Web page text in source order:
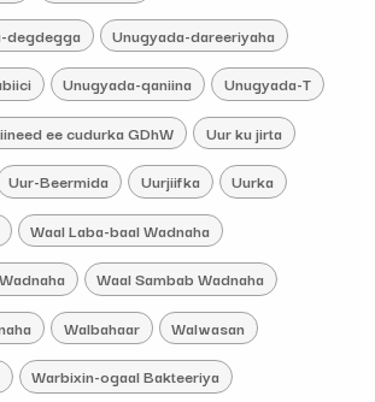
degdegga Unugyada-dareeriyaha
Unugyada-qaniina Unugyada-T
ee cudurka GDhW Uur ku jirta
Uur-Beermida Uurjiifka Uurka
Waal Laba-baal Wadnaha
Waal Sambab Wadnaha
Walbahaar Walwasan
Warbixin-ogaal Bakteeriya